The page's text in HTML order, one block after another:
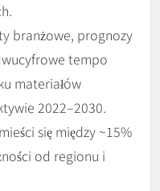
branżowe, prognozy
tempo
materiałów
2022–2030.
się między ~15%
od regionu i